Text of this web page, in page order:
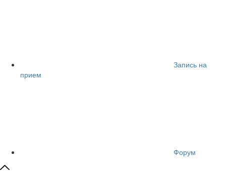
Запись на
прием
Форум